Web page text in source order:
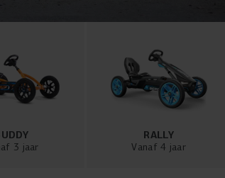
3 jaar
RALLY
Vanaf 4 jaar